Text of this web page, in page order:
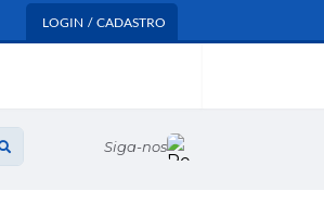
LOGIN / CADASTRO
Siga-nos